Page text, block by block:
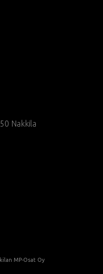
Nakkila
MP-Osat Oy